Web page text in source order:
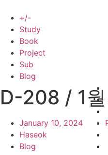
content
+/-
Study
Book
Project
Sub
Blog
D-208 / 1
January 10, 2024
Haseok
Blog